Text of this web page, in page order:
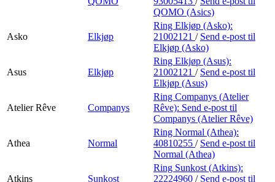
QOMO (Asics)
Asko Elkjøp
Ring Elkjøp (Asko):
21002121 / Send e-post til
Elkjøp (Asko)
Asus Elkjøp
Ring Elkjøp (Asus):
21002121 / Send e-post til
Elkjøp (Asus)
Atelier Rêve Companys
Ring Companys (Atelier
Rêve): Send e-post til
Companys (Atelier Rêve)
Athea Normal
Ring Normal (Athea):
40810255 / Send e-post til
Normal (Athea)
Atkins Sunkost
Ring Sunkost (Atkins):
22224960 / Send e-post til